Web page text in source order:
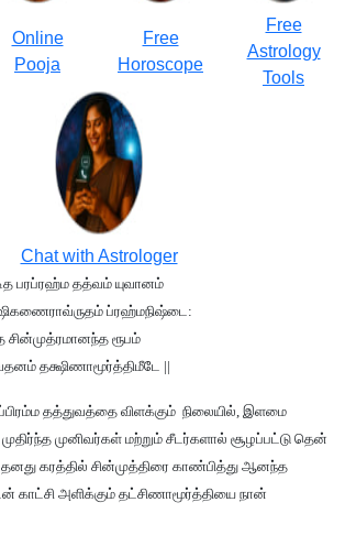
Online
Pooja
Free
Horoscope
Free
Astrology
Tools
Chat with Astrologer
பரப்ரஹ்ம தத்வம் யுவானம்
ப்ரஹ்மநிஷ்டை:
ரூபம்
தக்ஷிணாமூர்த்திமீடே ||
தத்துவத்தை விளக்கும் நிலையில், இளமை
முனிவர்கள் மற்றும் சீடர்களால் சூழப்பட்டு தென்
கரத்தில் சின்முத்திரை காண்பித்து ஆனந்த
காட்சி அளிக்கும் தட்சிணாமூர்த்தியை நான்